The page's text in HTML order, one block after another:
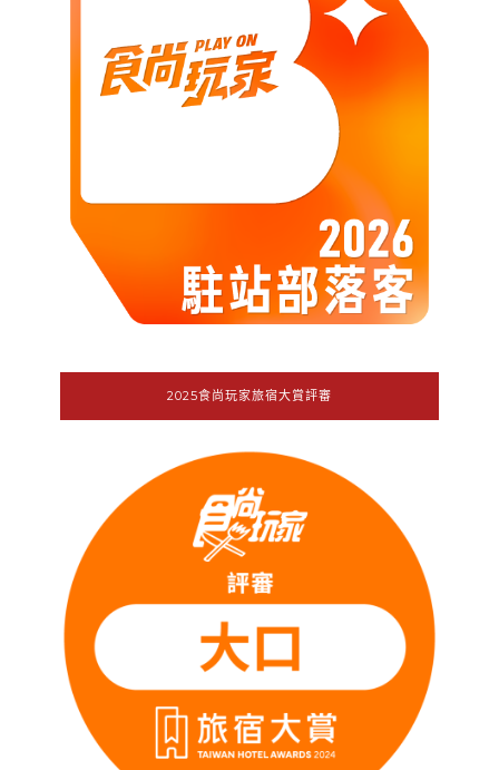
2025食尚玩家旅宿大賞評審